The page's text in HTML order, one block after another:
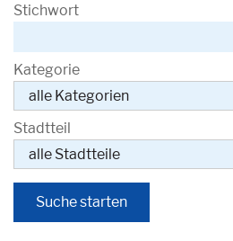
Stichwort
Kategorie
Stadtteil